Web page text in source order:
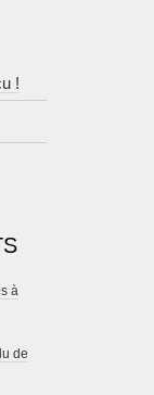
!
à
de